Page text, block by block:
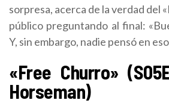
sorpresa, acerca de la verdad del
público preguntando al final:
Y, sin embargo, nadie pensó en
«Free Churro»
Horseman)